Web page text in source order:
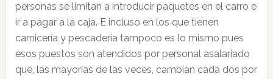
personas se limitan a introducir paquetes en el carro e
ir a pagar a la caja. E incluso en los que tienen
carnicería y pescadería tampoco es lo mismo pues
esos puestos son atendidos por personal asalariado
que, las mayorías de las veces, cambian cada dos por